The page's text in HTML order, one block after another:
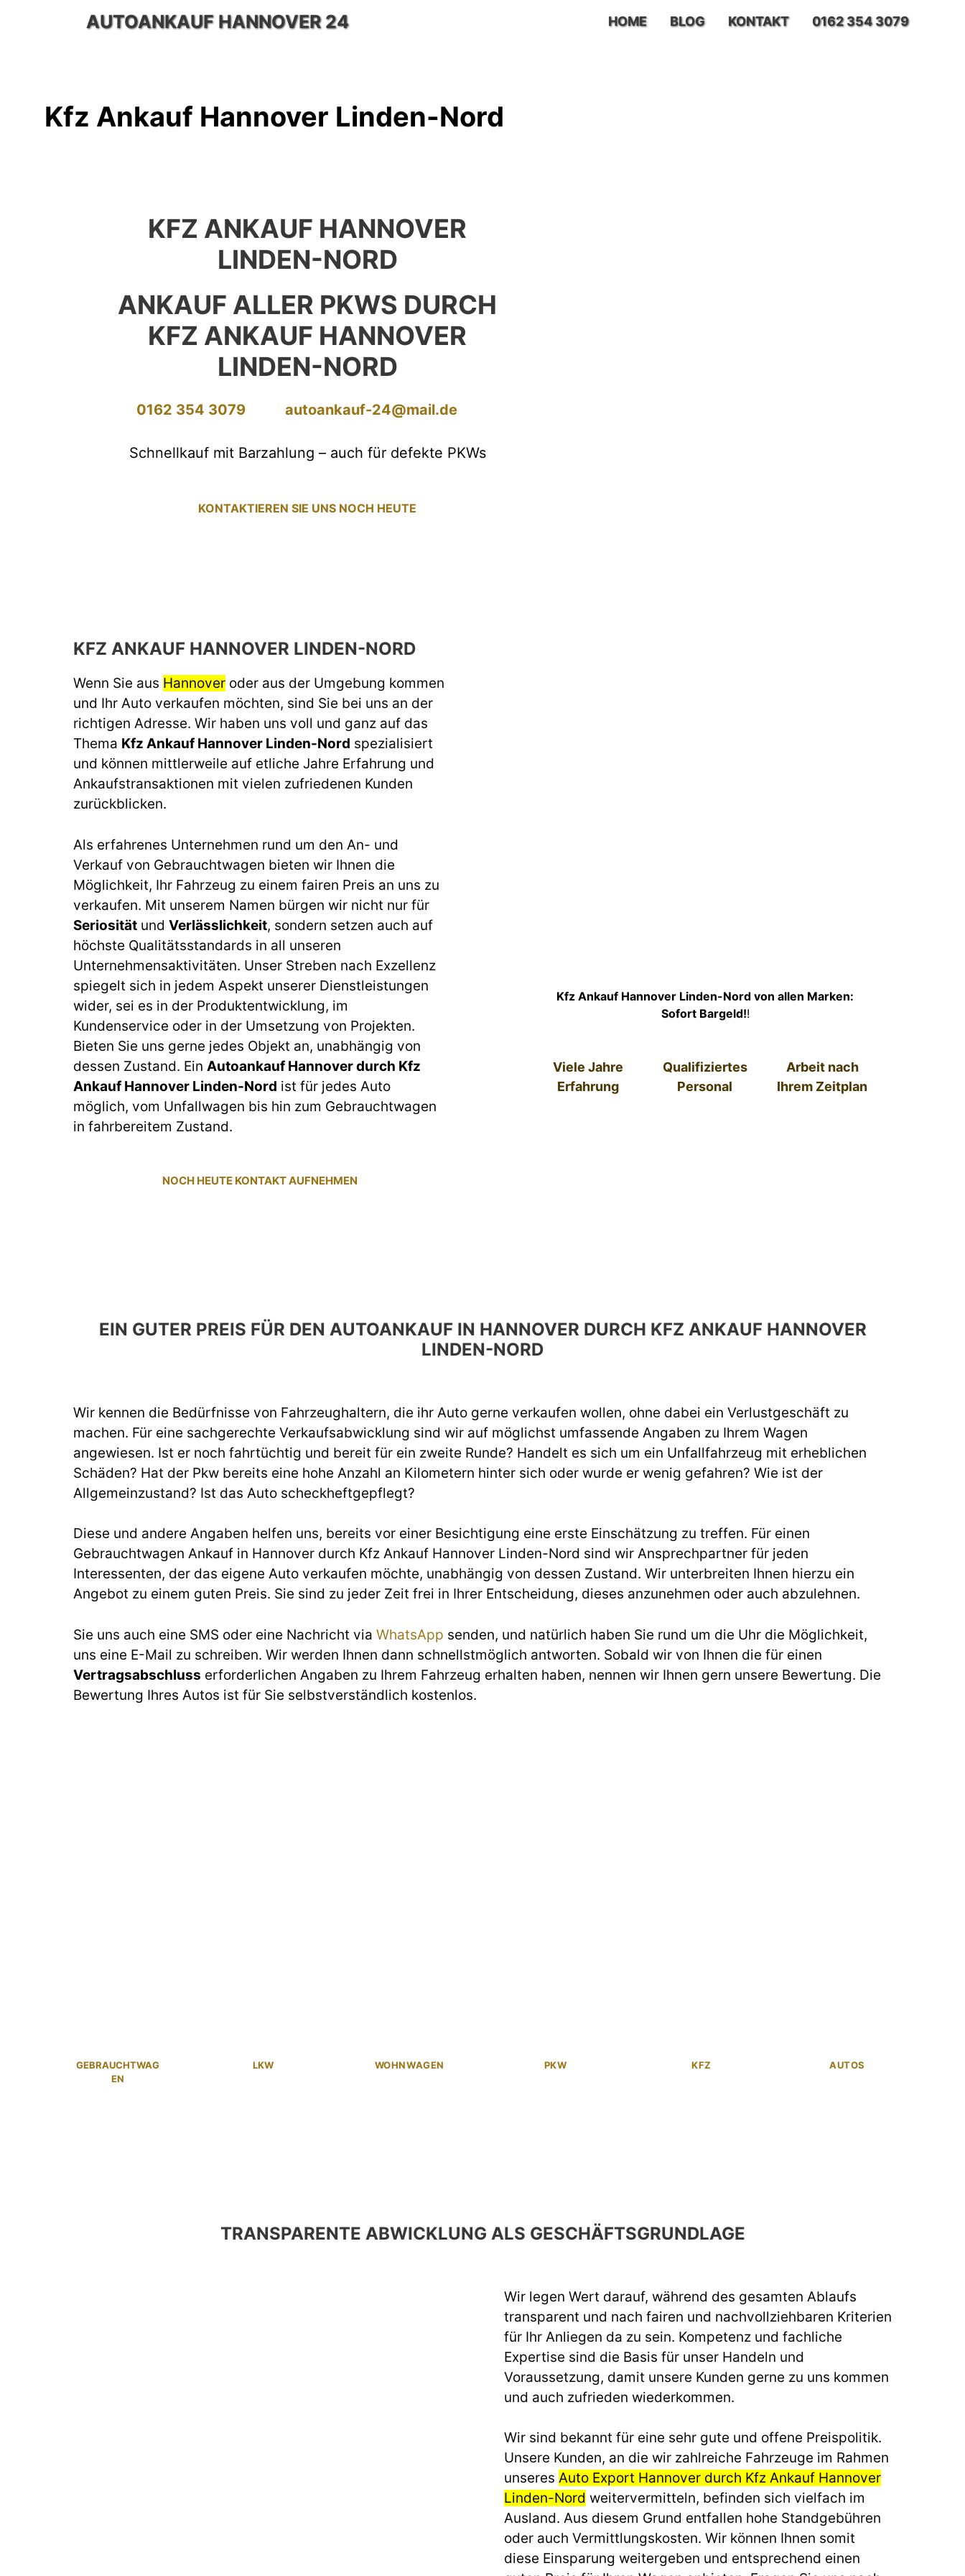
AUTOANKAUF HANNOVER 24 HOME BLOG KONTAKT 0162 354 3079
Kfz Ankauf Hannover Linden-Nord
KFZ ANKAUF HANNOVER
LINDEN-NORD
ANKAUF ALLER PKWS DURCH
KFZ ANKAUF HANNOVER
LINDEN-NORD
0162 354 3079 autoankauf-24@mail.de
Schnellkauf mit Barzahlung – auch für defekte PKWs
KONTAKTIEREN SIE UNS NOCH HEUTE
KFZ ANKAUF HANNOVER LINDEN-NORD
Wenn Sie aus Hannover oder aus der Umgebung kommen
und Ihr Auto verkaufen möchten, sind Sie bei uns an der
richtigen Adresse. Wir haben uns voll und ganz auf das
Thema Kfz Ankauf Hannover Linden-Nord spezialisiert
und können mittlerweile auf etliche Jahre Erfahrung und
Ankaufstransaktionen mit vielen zufriedenen Kunden
zurückblicken.
Als erfahrenes Unternehmen rund um den An- und
Verkauf von Gebrauchtwagen bieten wir Ihnen die
Möglichkeit, Ihr Fahrzeug zu einem fairen Preis an uns zu
verkaufen. Mit unserem Namen bürgen wir nicht nur für
Seriosität und Verlässlichkeit, sondern setzen auch auf
höchste Qualitätsstandards in all unseren
Unternehmensaktivitäten. Unser Streben nach Exzellenz
spiegelt sich in jedem Aspekt unserer Dienstleistungen
wider, sei es in der Produktentwicklung, im
Kundenservice oder in der Umsetzung von Projekten.
Bieten Sie uns gerne jedes Objekt an, unabhängig von
dessen Zustand. Ein Autoankauf Hannover durch Kfz
Ankauf Hannover Linden-Nord ist für jedes Auto
möglich, vom Unfallwagen bis hin zum Gebrauchtwagen
in fahrbereitem Zustand.
NOCH HEUTE KONTAKT AUFNEHMEN
Kfz Ankauf Hannover Linden-Nord von allen Marken:
Sofort Bargeld!!
Viele Jahre
Erfahrung
Qualifiziertes
Personal
Arbeit nach
Ihrem Zeitplan
EIN GUTER PREIS FÜR DEN AUTOANKAUF IN HANNOVER DURCH KFZ ANKAUF HANNOVER
LINDEN-NORD
Wir kennen die Bedürfnisse von Fahrzeughaltern, die ihr Auto gerne verkaufen wollen, ohne dabei ein Verlustgeschäft zu
machen. Für eine sachgerechte Verkaufsabwicklung sind wir auf möglichst umfassende Angaben zu Ihrem Wagen
angewiesen. Ist er noch fahrtüchtig und bereit für ein zweite Runde? Handelt es sich um ein Unfallfahrzeug mit erheblichen
Schäden? Hat der Pkw bereits eine hohe Anzahl an Kilometern hinter sich oder wurde er wenig gefahren? Wie ist der
Allgemeinzustand? Ist das Auto scheckheftgepflegt?
Diese und andere Angaben helfen uns, bereits vor einer Besichtigung eine erste Einschätzung zu treffen. Für einen
Gebrauchtwagen Ankauf in Hannover durch Kfz Ankauf Hannover Linden-Nord sind wir Ansprechpartner für jeden
Interessenten, der das eigene Auto verkaufen möchte, unabhängig von dessen Zustand. Wir unterbreiten Ihnen hierzu ein
Angebot zu einem guten Preis. Sie sind zu jeder Zeit frei in Ihrer Entscheidung, dieses anzunehmen oder auch abzulehnen.
Sie uns auch eine SMS oder eine Nachricht via WhatsApp senden, und natürlich haben Sie rund um die Uhr die Möglichkeit,
uns eine E-Mail zu schreiben. Wir werden Ihnen dann schnellstmöglich antworten. Sobald wir von Ihnen die für einen
Vertragsabschluss erforderlichen Angaben zu Ihrem Fahrzeug erhalten haben, nennen wir Ihnen gern unsere Bewertung. Die
Bewertung Ihres Autos ist für Sie selbstverständlich kostenlos.
GEBRAUCHTWAG
EN
LKW WOHNWAGEN PKW KFZ AUTOS
TRANSPARENTE ABWICKLUNG ALS GESCHÄFTSGRUNDLAGE
Wir legen Wert darauf, während des gesamten Ablaufs
transparent und nach fairen und nachvollziehbaren Kriterien
für Ihr Anliegen da zu sein. Kompetenz und fachliche
Expertise sind die Basis für unser Handeln und
Voraussetzung, damit unsere Kunden gerne zu uns kommen
und auch zufrieden wiederkommen.
Wir sind bekannt für eine sehr gute und offene Preispolitik.
Unsere Kunden, an die wir zahlreiche Fahrzeuge im Rahmen
unseres Auto Export Hannover durch Kfz Ankauf Hannover
Linden-Nord weitervermitteln, befinden sich vielfach im
Ausland. Aus diesem Grund entfallen hohe Standgebühren
oder auch Vermittlungskosten. Wir können Ihnen somit
diese Einsparung weitergeben und entsprechend einen